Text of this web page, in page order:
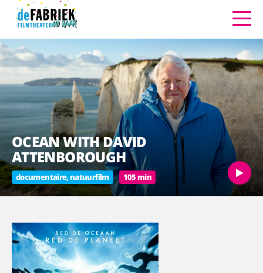
OCEAN WITH DAVID
ATTENBOROUGH
documentaire, natuurfilm 105 min